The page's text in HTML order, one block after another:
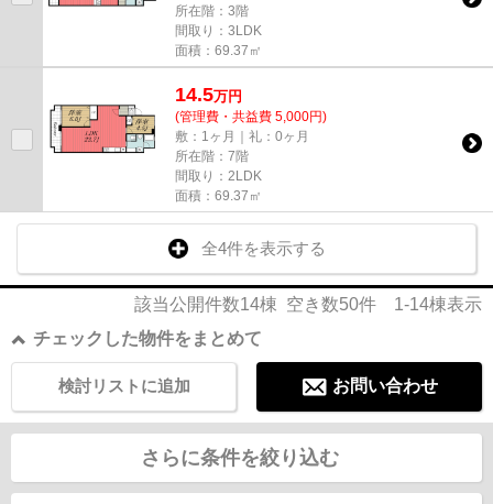
所在階：3階
間取り：3LDK
面積：69.37㎡
14.5万円
(管理費・共益費 5,000円)
敷：1ヶ月｜礼：0ヶ月
所在階：7階
間取り：2LDK
面積：69.37㎡
全4件を表示する
該当公開件数14棟 空き数50件 1-14棟表示
チェックした物件をまとめて
お問い合わせ
検討リストに追加
さらに条件を絞り込む